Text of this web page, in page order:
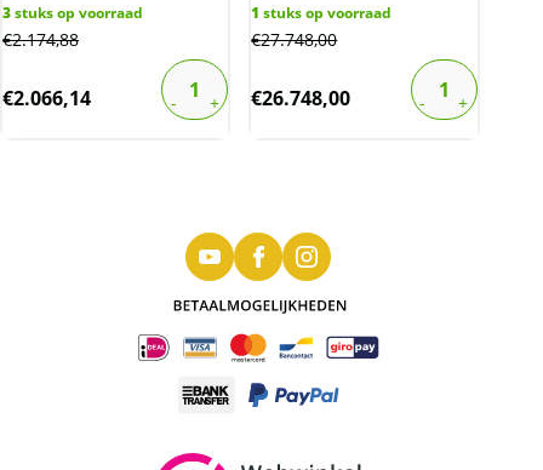
3stuks op voorraad
€2.174,88
€2.066,14
1 stuks op voorraad
€27.748,00
€26.748,00